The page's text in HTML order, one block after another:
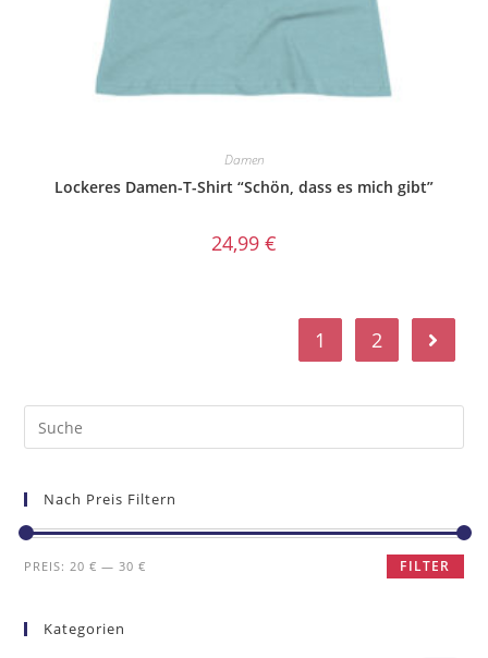
Damen
Lockeres Damen-T-Shirt “Schön, dass es mich gibt”
24,99 €
1 2
Nach Preis Filtern
FILTER
PREIS:20 € —30 €
Kategorien